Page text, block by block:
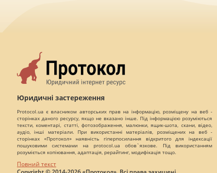
Юридичні застереження
Protocol.ua є власником авторських прав на інформацію, розміщену на веб -
сторінках даного ресурсу, якщо не вказано інше. Під інформацією розуміються
тексти, коментарі, статті, фотозображення, малюнки, ящик-шота, скани, відео,
аудіо, інші матеріали. При використанні матеріалів, розміщених на веб -
сторінках «Протокол» наявність гіперпосилання відкритого для індексації
пошуковими системами на protocol.ua обов`язкове. Під використанням
розуміється копіювання, адаптація, рерайтинг, модифікація тощо.
Повний текст